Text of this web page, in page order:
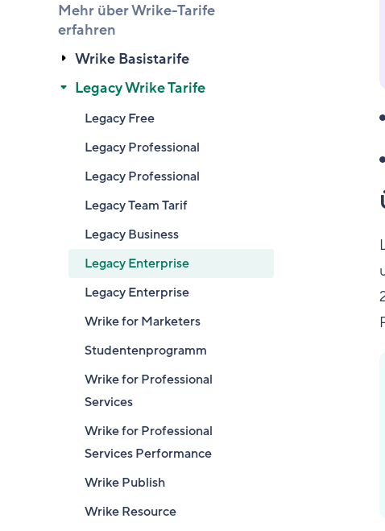
Mehr über Wrike-Tarife
erfahren
Wrike Basistarife
Legacy Wrike Tarife
Legacy Free
Legacy Professional
Legacy Professional
Legacy Team Tarif
Legacy Business
Legacy Enterprise
Legacy Enterprise
Wrike for Marketers
Studentenprogramm
Wrike for Professional
Services
Wrike for Professional
Services Performance
Wrike Publish
Wrike Resource